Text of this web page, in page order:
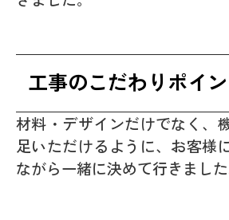
工事のこだわりポイ
材料・デザインだけでなく、
足いただけるように、お客様
ながら一緒に決めて行きました